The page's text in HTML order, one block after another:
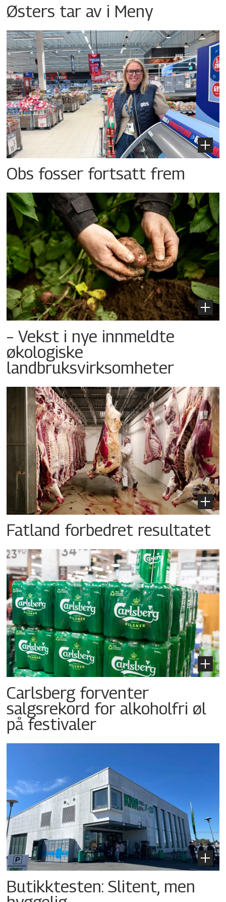
Østers tar av i Meny
Obs fosser fortsatt frem
– Vekst i nye innmeldte
økologiske
landbruksvirksomheter
Fatland forbedret resultatet
Carlsberg forventer
salgsrekord for alkoholfri øl
på festivaler
Butikktesten: Slitent, men